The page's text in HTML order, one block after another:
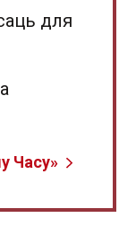
для
Часу»